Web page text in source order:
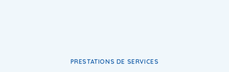
PRESTATIONS DE SERVICES